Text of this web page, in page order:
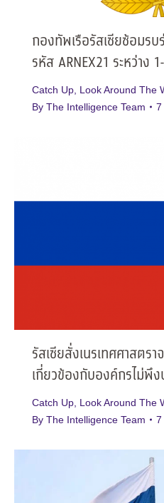
กองทัพเรือรัสเซียซ้อมร
รหัส ARNEX21 ระหว่าง
Catch Up, Look Around The
By The Intelligence Team 7
รัสเซียสั่งเนรเทศศาสตร
เกี่ยวข้องกับองค์กรไม่พึง
Catch Up Look Around The
By The Intelligence Team 7